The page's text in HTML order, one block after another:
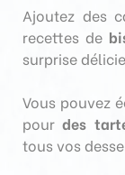
Ajoutez des
recettes de
surprise
Vous pouvez
pourdes
tous vos